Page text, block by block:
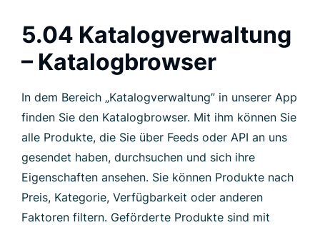
5.04 Katalogverwaltung
– Katalogbrowser
In dem Bereich „Katalogverwaltung” in unserer App
finden Sie den Katalogbrowser. Mit ihm können Sie
alle Produkte, die Sie über Feeds oder API an uns
gesendet haben, durchsuchen und sich ihre
Eigenschaften ansehen. Sie können Produkte nach
Preis, Kategorie, Verfügbarkeit oder anderen
Faktoren filtern. Geförderte Produkte sind mit